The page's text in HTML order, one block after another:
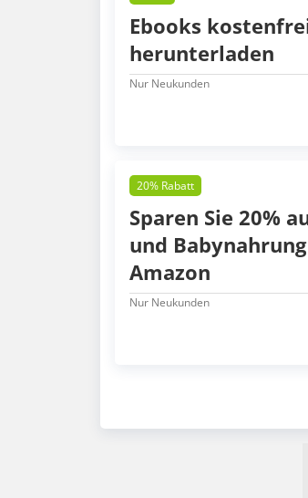
Ebooks
herunterladen
Nur Neukunden
20% Rabatt
Sparen Sie 20%
und
Amazon
Nur Neukunden